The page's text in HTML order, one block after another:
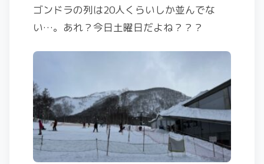
ゴンドラの列は20人くらいしか並んでな
い…。あれ？今日土曜日だよね？？？